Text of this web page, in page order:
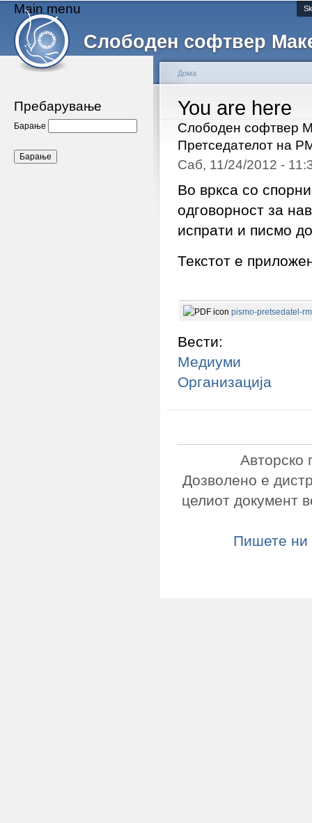
Слободен софтвер
Main menu
Пребарување
Барање
You are here
Дома
Слободен софтвер
Претседателот на
Саб, 11/24/2012 -
Во вркса со
одговорност за
испрати и писмо
Текстот е
pismo-pretsedatel-
Вести:
Медиуми
Организација
Авторско
Дозволено е
целиот документ
Пишете ни